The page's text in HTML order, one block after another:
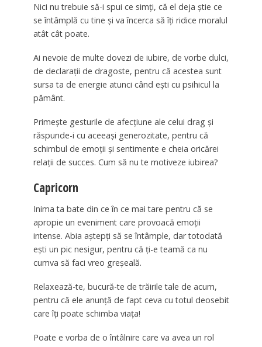
Nici nu trebuie să-i spui ce simţi, că el deja ştie ce
se întâmplă cu tine şi va încerca să îţi ridice moralul
atât cât poate.
Ai nevoie de multe dovezi de iubire, de vorbe dulci,
de declaraţii de dragoste, pentru că acestea sunt
sursa ta de energie atunci când eşti cu psihicul la
pământ.
Primeşte gesturile de afecţiune ale celui drag şi
răspunde-i cu aceeaşi generozitate, pentru că
schimbul de emoţii şi sentimente e cheia oricărei
relaţii de succes. Cum să nu te motiveze iubirea?
Capricorn
Inima ta bate din ce în ce mai tare pentru că se
apropie un eveniment care provoacă emoţii
intense. Abia aştepţi să se întâmple, dar totodată
eşti un pic nesigur, pentru că ţi-e teamă ca nu
cumva să faci vreo greşeală.
Relaxează-te, bucură-te de trăirile tale de acum,
pentru că ele anunţă de fapt ceva cu totul deosebit
care îţi poate schimba viaţa!
Poate e vorba de o întâlnire care va avea un rol